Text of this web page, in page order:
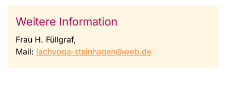
Weitere Information
Frau H. Füllgraf,
Mail: lachyoga-steinhagen@web.de